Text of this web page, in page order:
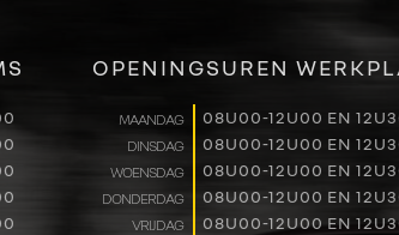
OVER ONS
WERKEN BIJ
CONTACT
OPENINGSUREN
MAANDAG 08U00-12U00 EN
DINSDAG 08U00-12U00 EN
WOENSDAG 08U00-12U00 EN
DONDERDAG 08U00-12U00 EN
VRIJDAG 08U00-12U00 EN